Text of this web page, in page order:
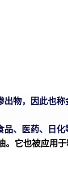
物，因此也
、医药、日化
它也被应用于